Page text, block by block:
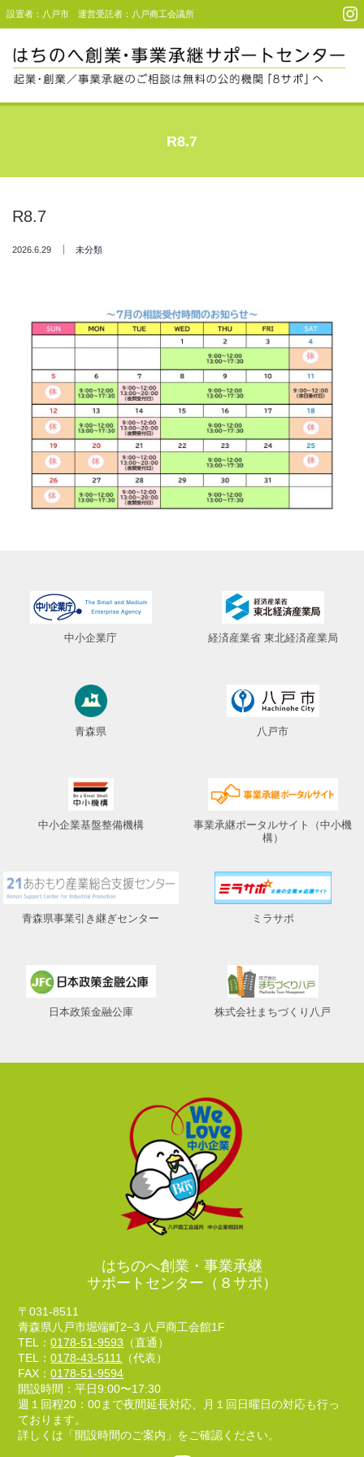
設置者：八戸市 運営受託者：八戸商工会議所
R8.7
R8.7
2026.6.29 未分類
中小企業庁 経済産業省 東北経済産業局
青森県 八戸市
中小企業基盤整備機構
事業承継ポータルサイト（中小機
構）
青森県事業引き継ぎセンター ミラサポ
日本政策金融公庫 株式会社まちづくり八戸
はちのへ創業・事業承継
サポートセンター（８サポ）
〒031-8511
青森県八戸市堀端町2−3 八戸商工会館1F
TEL：0178-51-9593 （直通）
TEL：0178-43-5111
（代表）
FAX：0178-51-9594
開設時間：平日9:00〜17:30
週１回程20：00まで夜間延長対応、月１回日曜日の対応も行っ
ております。
詳しくは「開設時間のご案内」をご確認ください。
起業・創業支援
お問い合わせ
プライバシーポリシー